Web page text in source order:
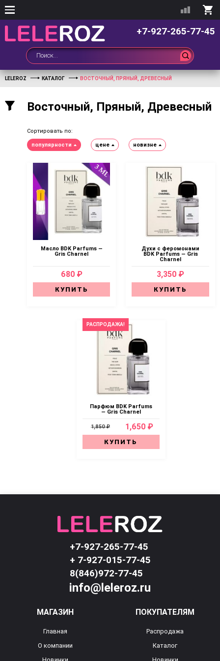
+7-927-265-77-45
LELEROZ КАТАЛОГ ВОСТОЧНЫЙ, ПРЯНЫЙ, ДРЕВЕСНЫЙ
Восточный, Пряный, Древесный
Сортировать по:
популярности цене новизне
Масло BDK Parfums —
Gris Charnel
680 ₽
КУПИТЬ
Духи с феромонами
BDK Parfums — Gris
Charnel
3,350 ₽
КУПИТЬ
РАСПРОДАЖА!
Парфюм BDK Parfums
— Gris Charnel
1,850 ₽ 1,650 ₽
КУПИТЬ
+7-927-265-77-45
+ 7-927-015-77-45
8(846)972-77-45
info@leleroz.ru
МАГАЗИН
Главная
О компании
ПОКУПАТЕЛЯМ
Распродажа
Каталог